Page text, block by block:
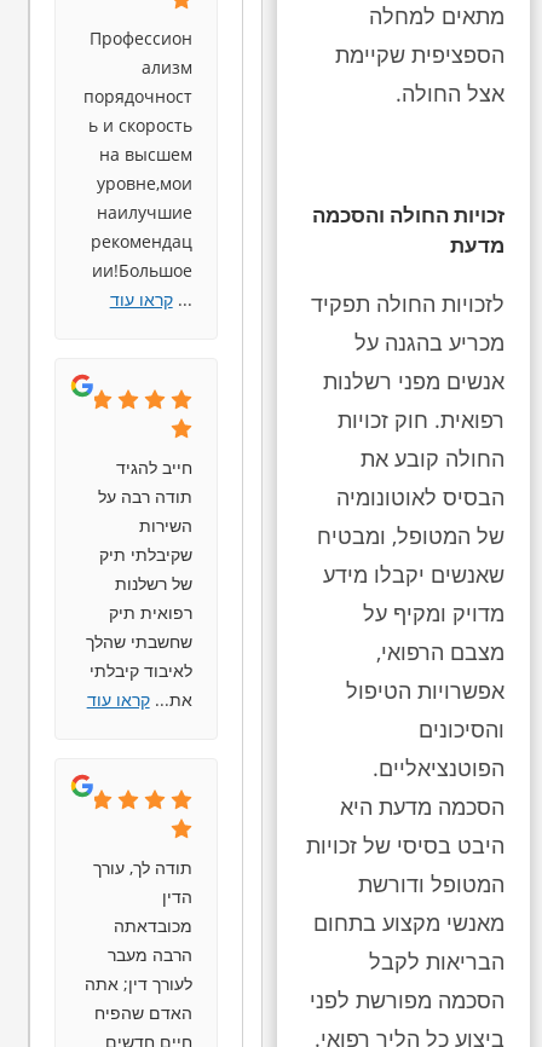
מתאים למחלה
הספציפית שקיימת
אצל החולה.
זכויות החולה והסכמה
מדעת
לזכויות החולה תפקיד
מכריע בהגנה על
אנשים מפני רשלנות
רפואית. חוק זכויות
החולה קובע את
הבסיס לאוטונומיה
של המטופל, ומבטיח
שאנשים יקבלו מידע
מדויק ומקיף על
מצבם הרפואי,
אפשרויות הטיפול
והסיכונים
הפוטנציאליים.
הסכמה מדעת היא
היבט בסיסי של זכויות
המטופל ודורשת
מאנשי מקצוע בתחום
הבריאות לקבל
הסכמה מפורשת לפני
ביצוע כל הליך רפואי.
Профессион
ализм
порядочност
ь и скорость
на высшем
уровне,мои
наилучшие
рекомендац
ии!Большое
...קראו עוד
חייב להגיד
תודה רבה על
השירות
שקיבלתי תיק
של רשלנות
רפואית תיק
שחשבתי שהלך
לאיבוד קיבלתי
את...קראו עוד
תודה לך, עורך
הדין
מכובדאתה
הרבה מעבר
לעורך דין; אתה
האדם שהפיח
חיים חדשים